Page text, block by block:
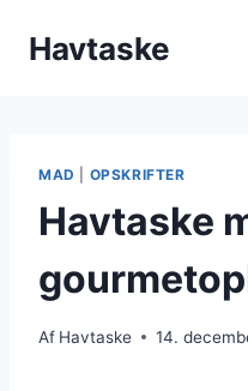
Havtaske
MAD OPSKRIFTER
Havtaske
Af Havtaske 14.